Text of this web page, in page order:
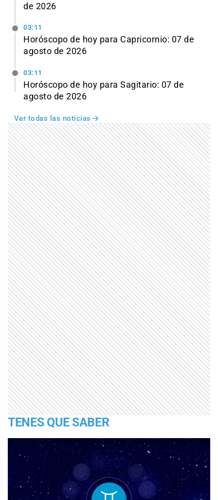
de 2026
03:11
Horóscopo de hoy para Capricornio: 07 de
agosto de 2026
03:11
Horóscopo de hoy para Sagitario: 07 de
agosto de 2026
Ver todas las noticias
TENES QUE SABER